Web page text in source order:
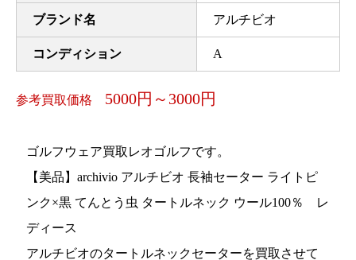
ブランド名 アルチビオ
コンディション A
参考買取価格 5000円～3000円
ゴルフウェア買取レオゴルフです。
【美品】archivio アルチビオ 長袖セーター ライトピ
ンク×黒 てんとう虫 タートルネック ウール100％ レ
ディース
アルチビオのタートルネックセーターを買取させて